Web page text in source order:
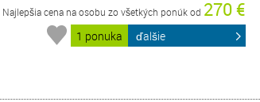
Najlepšia cena na osobu zo všetkých ponúk od 270 €
1 ponuka ďalšie